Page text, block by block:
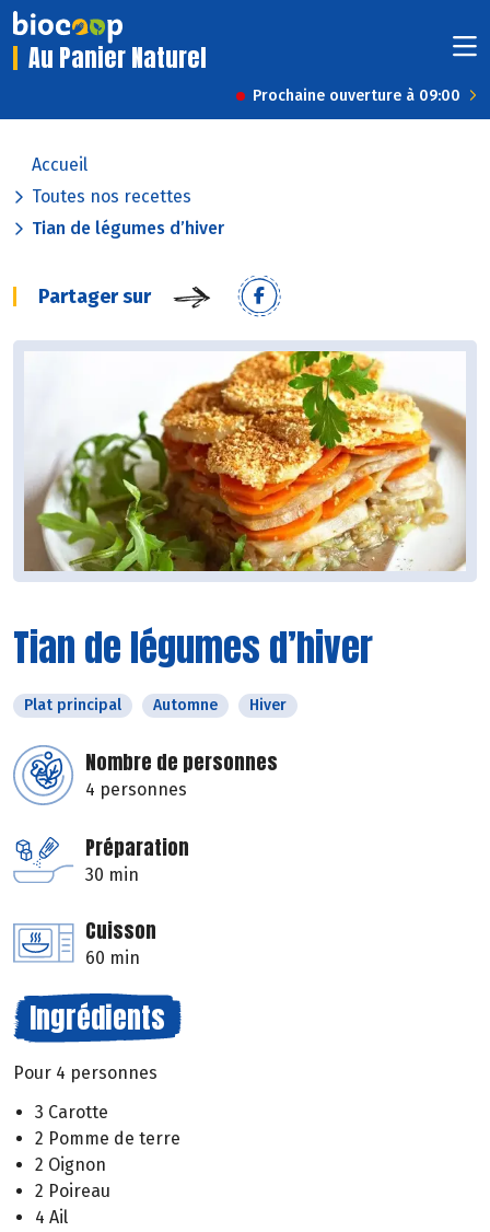
Au Panier Naturel
Prochaine ouverture à 09:00
Accueil
Toutes nos recettes
Tian de légumes d’hiver
Partager sur
Tian de légumes d’hiver
Plat principal Automne Hiver
Nombre de personnes
4 personnes
Préparation
30 min
Cuisson
60 min
Ingrédients
Pour 4 personnes
3 Carotte
2 Pomme de terre
2 Oignon
2 Poireau
4 Ail